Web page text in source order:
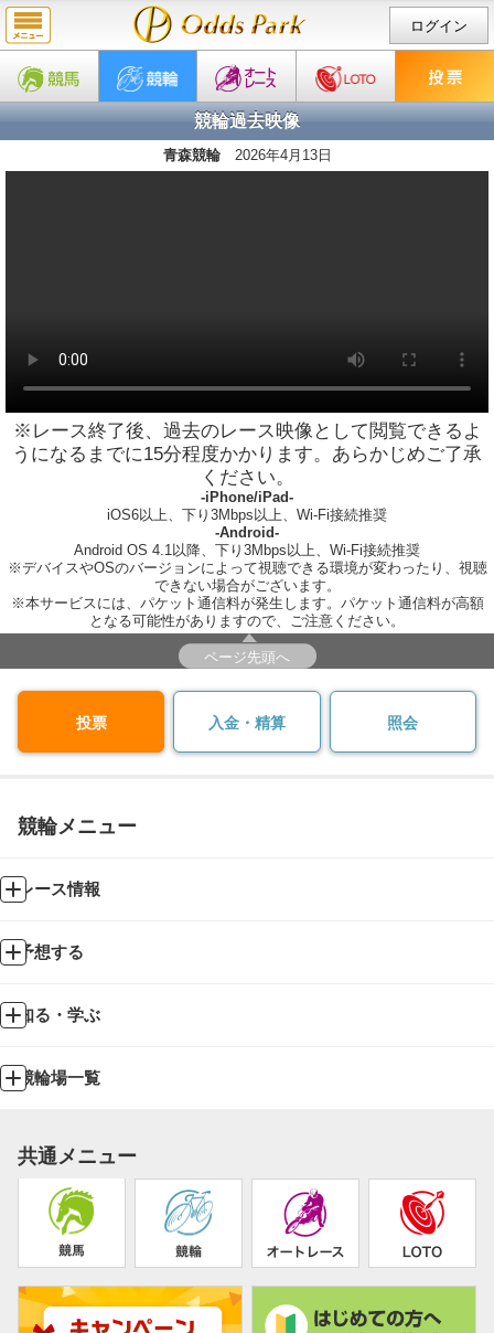
ログイン
競輪過去映像
青森競輪 2026年4月13日
※レース終了後、過去のレース映像として閲覧できるよ
うになるまでに15分程度かかります。あらかじめご了承
ください。
-iPhone/iPad-
iOS6以上、下り3Mbps以上、Wi-Fi接続推奨
-Android-
Android OS 4.1以降、下り3Mbps以上、Wi-Fi接続推奨
※デバイスやOSのバージョンによって視聴できる環境が変わったり、視聴
できない場合がございます。
※本サービスには、パケット通信料が発生します。パケット通信料が高額
となる可能性がありますので、ご注意ください。
ページ先頭へ
投票 入金・精算 照会
競輪メニュー
レース情報
予想する
知る・学ぶ
競輪場一覧
共通メニュー